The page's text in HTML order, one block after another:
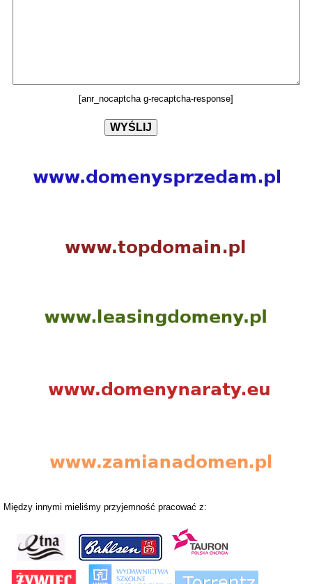
[anr_nocaptcha g-recaptcha-response]
Między innymi mieliśmy przyjemność pracować z: